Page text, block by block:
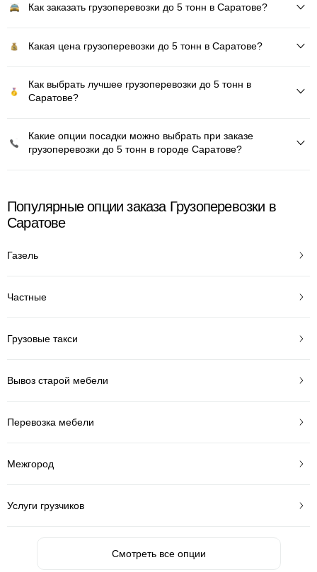
Как заказать грузоперевозки до 5 тонн в Саратове?
Какая цена грузоперевозки до 5 тонн в Саратове?
Как выбрать лучшее грузоперевозки до 5 тонн в
Саратове?
Какие опции посадки можно выбрать при заказе
грузоперевозки до 5 тонн в городе Саратове?
Популярные опции заказа Грузоперевозки в
Саратове
Газель
Частные
Грузовые такси
Вывоз старой мебели
Перевозка мебели
Межгород
Услуги грузчиков
Смотреть все опции